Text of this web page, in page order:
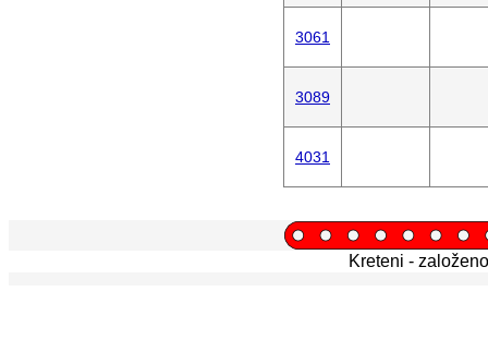
3061
3089
4031
Kreteni -